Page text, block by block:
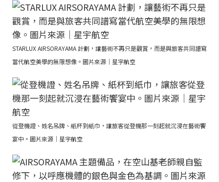
STARLUX AIRSORAYAMA 計劃，讓藝術不再只是觀賞，而是與旅客共同譜寫
當代航空美學的無限想像。圖片來源｜星宇航空
從登機證、姓名吊牌、紙杯到紙巾，讓旅客從登機那一刻起就沉浸在藝術饗
宴中。圖片來源｜星宇航空